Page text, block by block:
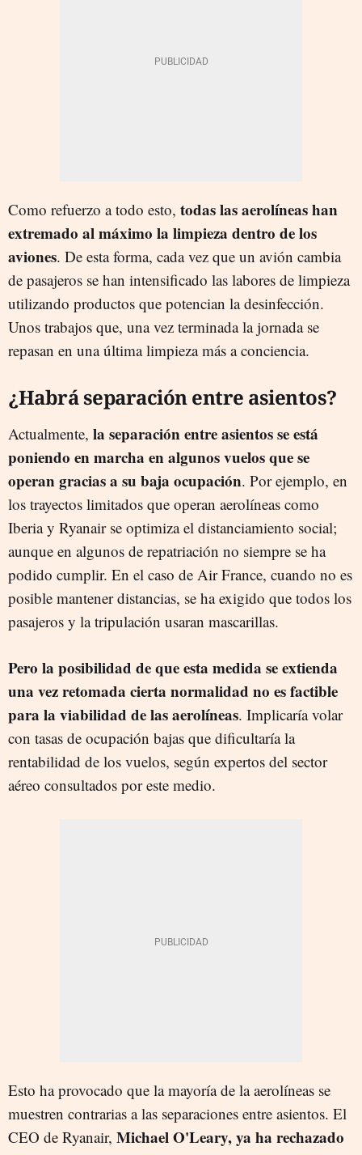
Como refuerzo a todo esto, todas las aerolíneas han
extremado al máximo la limpieza dentro de los
aviones. De esta forma, cada vez que un avión cambia
de pasajeros se han intensificado las labores de limpieza
utilizando productos que potencian la desinfección.
Unos trabajos que, una vez terminada la jornada se
repasan en una última limpieza más a conciencia.
¿Habrá separación entre asientos?
Actualmente, la separación entre asientos se está
poniendo en marcha en algunos vuelos que se
operan gracias a su baja ocupación. Por ejemplo, en
los trayectos limitados que operan aerolíneas como
Iberia y Ryanair se optimiza el distanciamiento social;
aunque en algunos de repatriación no siempre se ha
podido cumplir. En el caso de Air France, cuando no es
posible mantener distancias, se ha exigido que todos los
pasajeros y la tripulación usaran mascarillas.
Pero la posibilidad de que esta medida se extienda
una vez retomada cierta normalidad no es factible
para la viabilidad de las aerolíneas. Implicaría volar
con tasas de ocupación bajas que dificultaría la
rentabilidad de los vuelos, según expertos del sector
aéreo consultados por este medio.
Esto ha provocado que la mayoría de la aerolíneas se
muestren contrarias a las separaciones entre asientos. El
CEO de Ryanair, Michael O'Leary, ya ha rechazado